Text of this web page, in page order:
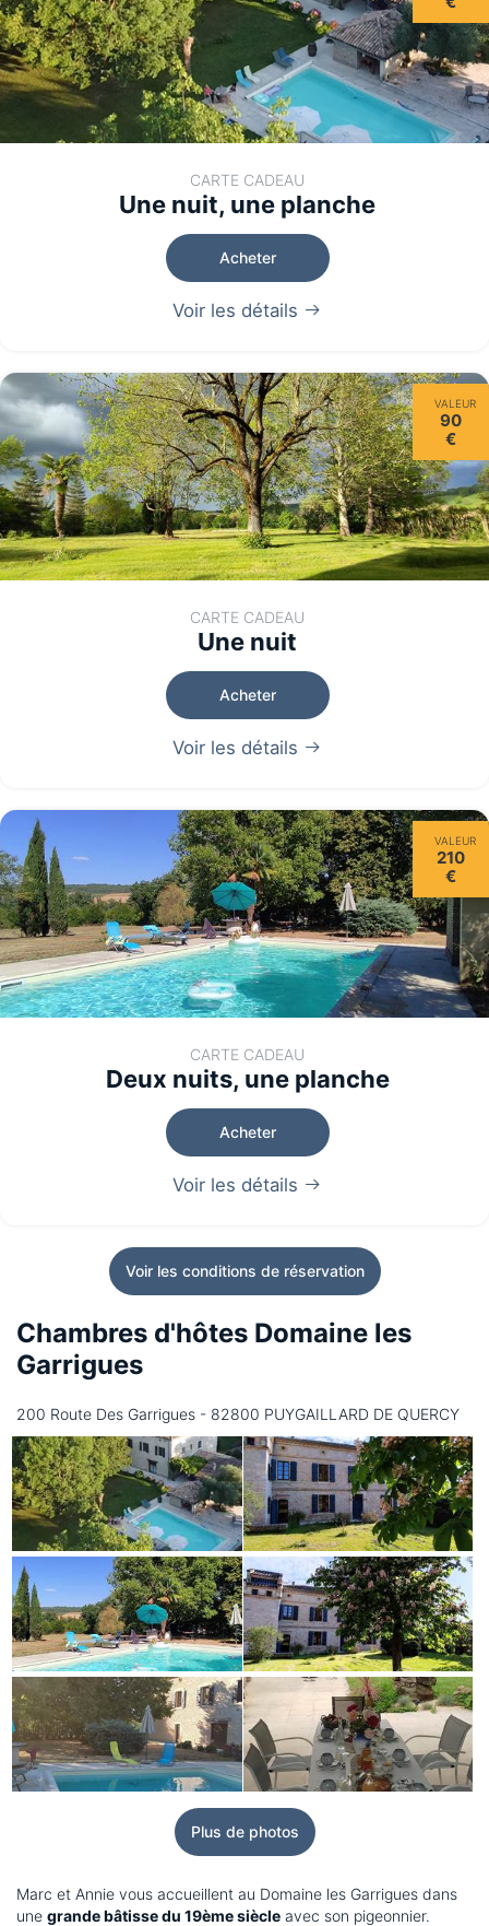
CARTE CADEAU
Une nuit, une planche
Acheter
Voir les détails
VALEUR
90
€
CARTE CADEAU
Une nuit
Acheter
Voir les détails
VALEUR
210
€
CARTE CADEAU
Deux nuits, une planche
Acheter
Voir les détails
Voir les conditions de réservation
Chambres d'hôtes Domaine les
Garrigues
200 Route Des Garrigues - 82800 PUYGAILLARD DE QUERCY
Plus de photos
Marc et Annie vous accueillent au Domaine les Garrigues dans
une grande bâtisse du 19ème siècle avec son pigeonnier.